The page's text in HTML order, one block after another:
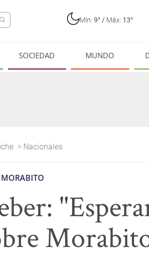
Mín: 9° / Máx: 13°
SOCIEDAD MUNDO
> Nacionales
MORABITO